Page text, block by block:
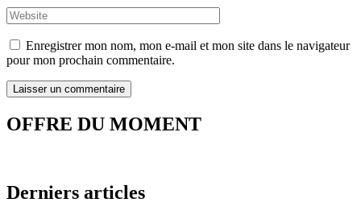
Enregistrer mon nom, mon e-mail et mon site dans le navigateur
pour mon prochain commentaire.
OFFRE DU MOMENT
Derniers articles